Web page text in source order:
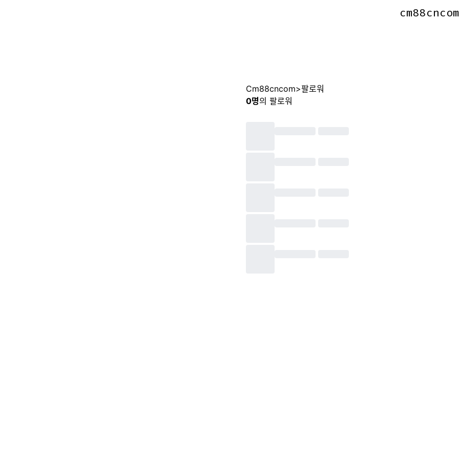
Cm88cncom>팔로워
0명의 팔로워